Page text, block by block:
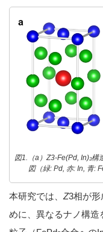
図1.（a）Z3-Fe(Pd, In)3構
図（緑: Pd, 赤: In, 青:
本研究では、 Z3相が形
めに、異なるナノ構造